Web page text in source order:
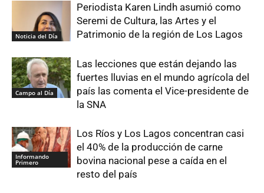
Noticia del Día
Periodista Karen Lindh asumió como
Seremi de Cultura, las Artes y el
Patrimonio de la región de Los Lagos
Campo al Día
Las lecciones que están dejando las
fuertes lluvias en el mundo agrícola del
país las comenta el Vice-presidente de
la SNA
Informando
Primero
Los Ríos y Los Lagos concentran casi
el 40% de la producción de carne
bovina nacional pese a caída en el
resto del país